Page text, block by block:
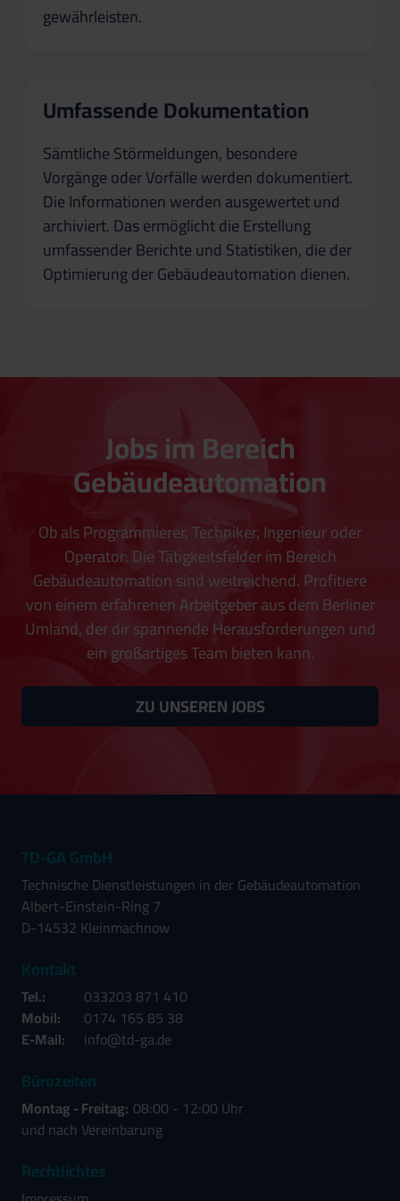
gewährleisten.
Umfassende Dokumentation
Sämtliche Störmeldungen, besondere
Vorgänge oder Vorfälle werden dokumentiert.
Die Informationen werden ausgewertet und
archiviert. Das ermöglicht die Erstellung
umfassender Berichte und Statistiken, die der
Optimierung der Gebäudeautomation dienen.
Jobs im Bereich
Gebäudeautomation
Ob als Programmierer, Techniker, Ingenieur oder
Operator: Die Tätigkeitsfelder im Bereich
Gebäudeautomation sind weitreichend. Profitiere
von einem erfahrenen Arbeitgeber aus dem Berliner
Umland, der dir spannende Herausforderungen und
ein großartiges Team bieten kann.
ZU UNSEREN JOBS
TD-GA GmbH
Technische Dienstleistungen in der Gebäudeautomation
Albert-Einstein-Ring 7
D-14532 Kleinmachnow
Kontakt
Tel.:
033203 871 410
Mobil:
0174 165 85 38
E-Mail:
info@td-ga.de
Bürozeiten
Montag - Freitag: 08:00 - 12:00 Uhr
und nach Vereinbarung
Rechtlichtes